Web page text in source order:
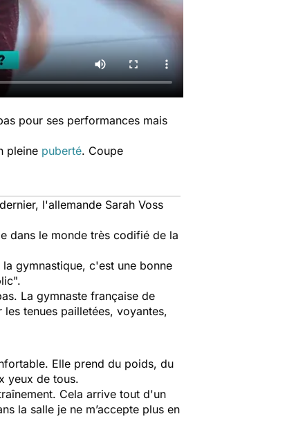
pour ses performances mais
pleine puberté. Coupe
l'allemande Sarah Voss
dans le monde très codifié de la
gymnastique, c'est une bonne
La gymnaste française de
les tenues pailletées, voyantes,
Elle prend du poids, du
yeux de tous.
Cela arrive tout d'un
la salle je ne m’accepte plus en